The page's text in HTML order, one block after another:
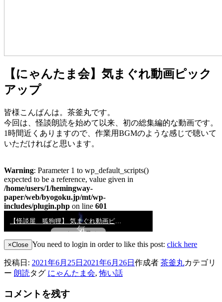
【にゃんたま会】気まぐれ動画ピック
アップ
皆様こんばんは。茶釜丸です。
今回は、怪談朗読を始めて以来、初の総集編的な動画です。
1時間近くありますので、作業用BGMのような感じで聴いて
いただければと思います。
×Close You need to login in order to like this post: click here
投稿日: 2021年6月25日 2021年6月26日 作成者 茶釜丸カテゴリ
ー 朗読タグ にゃんたま会,怖い話
コメントを残す